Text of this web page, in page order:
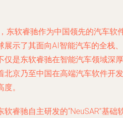
东软睿驰作为中国领先的汽车软
示了其面向AI智能汽车的全栈、
仅是东软睿驰在智能汽车领域深厚
北京乃至中国在高端汽车软件开发
。
睿驰自主研发的“NeuSAR”基础